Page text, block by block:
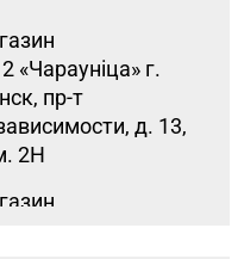
«Чараунiца» г.
пр-т
д. 13,
2Н